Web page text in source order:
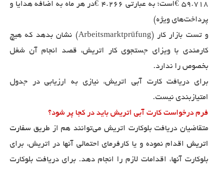
59.718 €است؛ به عبارتی 4.266 €در هر ماه به اضافه هدایا و
پرداخت‌های ویژه)
و تست بازار کار (Arbeitsmarktprüfung) نشان بدهد که هیچ
کارمندی با ویزای جستجوی کار اتریش، قصد انجام آن شغل
بخصوص را ندارد.
برای دریافت کارت آبی اتریش، نیازی به ارزیابی در جدول
امتیازبندی نیست.
فرم درخواست کارت آبی اتریش باید در کجا پر شود؟
متقاضیان دریافت بلوکارت اتریش می‌توانند هم از طریق سفارت
اتریش اقدام نموده و یا کارفرمای احتمالی آنها در اتریش، برای
بلوکارت آنها، اقدامات لازم را انجام دهد. برای دریافت بلوکارت